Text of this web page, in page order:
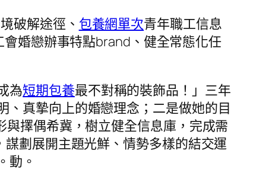
破解途徑、 包養網單次青年職工信息
婚戀辦事特點brand、健全常態化任
為短期包養最不對稱的裝飾品！」三年
、真摯向上的婚戀理念；二是做她的目
擇偶希冀，樹立健全信息庫，完成需
劃展開主題光鮮、情勢多樣的結交運
動。